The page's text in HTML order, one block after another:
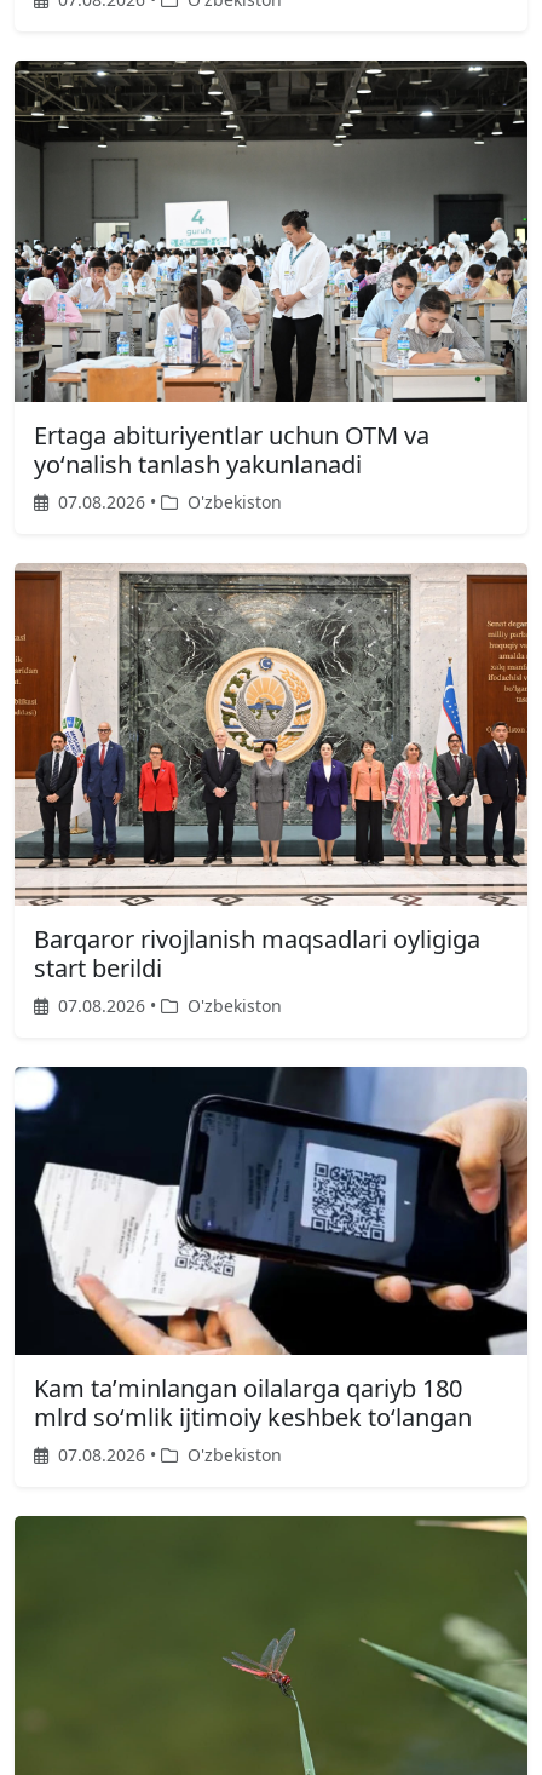
Ertaga abituriyentlar uchun OTM va
yoʻnalish tanlash yakunlanadi
07.08.2026 • O'zbekiston
Barqaror rivojlanish maqsadlari oyligiga
start berildi
07.08.2026 • O'zbekiston
Kam taʼminlangan oilalarga qariyb 180
mlrd soʻmlik ijtimoiy keshbek toʻlangan
07.08.2026 • O'zbekiston